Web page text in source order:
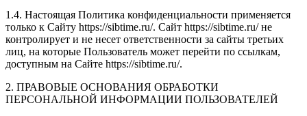
1.4. Настоящая Политика конфиденциальности применяется
только к Сайту https://sibtime.ru/. Сайт https://sibtime.ru/ не
контролирует и не несет ответственности за сайты третьих
лиц, на которые Пользователь может перейти по ссылкам,
доступным на Сайте https://sibtime.ru/.
2. ПРАВОВЫЕ ОСНОВАНИЯ ОБРАБОТКИ
ПЕРСОНАЛЬНОЙ ИНФОРМАЦИИ ПОЛЬЗОВАТЕЛЕЙ